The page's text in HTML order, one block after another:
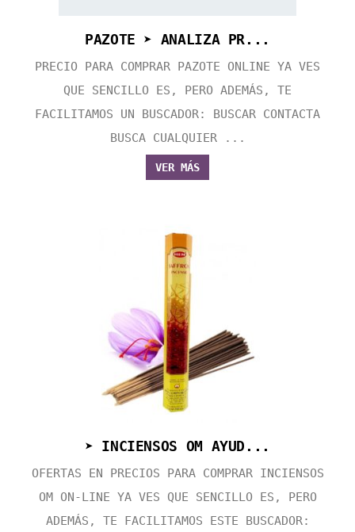
PAZOTE ➤ ANALIZA PR...
PRECIO PARA COMPRAR PAZOTE ONLINE YA VES
QUE SENCILLO ES, PERO ADEMÁS, TE
FACILITAMOS UN BUSCADOR: BUSCAR CONTACTA
BUSCA CUALQUIER ...
VER MÁS
➤ INCIENSOS OM AYUD...
OFERTAS EN PRECIOS PARA COMPRAR INCIENSOS
OM ON-LINE YA VES QUE SENCILLO ES, PERO
ADEMÁS, TE FACILITAMOS ESTE BUSCADOR: